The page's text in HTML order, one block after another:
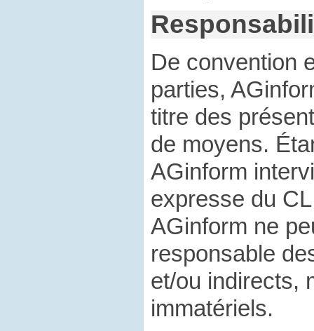
De convention
parties,
titre des
de moyens.
AGinform
expresse du
AGinform ne
responsable
et/ou indirects,
immatériels.